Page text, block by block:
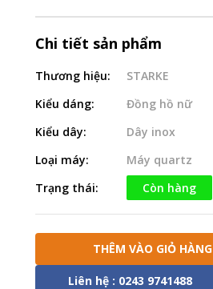
Chi tiết sản phẩm
Thương hiệu:
STARKE
Kiểu dáng:
Đồng hồ nữ
Kiểu dây:
Dây inox
Loại máy:
Máy quartz
Trạng thái:
Còn hàng
THÊM VÀO GIỎ HÀNG
Liên hệ : 0243 9741488